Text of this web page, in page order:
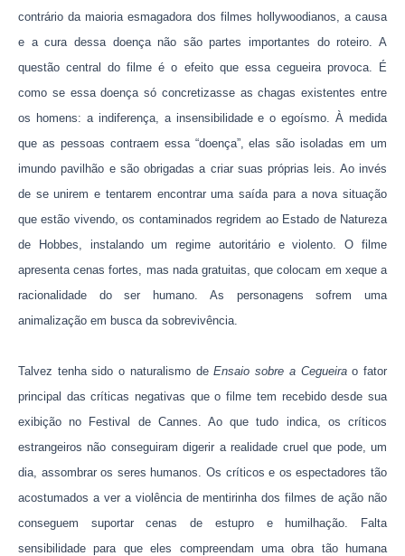
contrário da maioria esmagadora dos filmes hollywoodianos, a causa
e a cura dessa doença não são partes importantes do roteiro. A
questão central do filme é o efeito que essa cegueira provoca. É
como se essa doença só concretizasse as chagas existentes entre
os homens: a indiferença, a insensibilidade e o egoísmo.À medida
que as pessoas contraem essa “doença”, elas são isoladas em um
imundo pavilhão e são obrigadas a criar suas próprias leis. Ao invés
de se unirem e tentarem encontrar uma saída para a nova situação
que estão vivendo, os contaminados regridem ao Estado de Natureza
de Hobbes, instalando um regime autoritário e violento. O filme
apresenta cenas fortes, mas nada gratuitas, que colocam em xeque a
racionalidade do ser humano. As personagens sofrem uma
animalização em busca da sobrevivência.
Talvez tenha sido o naturalismo deEnsaio sobre a Cegueirao fator
principal das críticas negativas que o filme tem recebido desde sua
exibição no Festival de Cannes. Ao que tudo indica, os críticos
estrangeiros não conseguiram digerir a realidade cruel que pode, um
dia, assombrar os seres humanos. Os críticos e os espectadores tão
acostumados a ver a violência de mentirinha dos filmes de ação não
conseguem suportar cenas de estupro e humilhação. Falta
sensibilidade para que eles compreendam uma obra tão humana